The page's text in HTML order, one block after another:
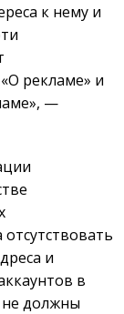
к нему и
рекламе» и
—
и
в
не должны